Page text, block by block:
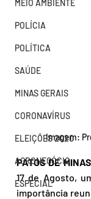
MEIO AMBIENTE
POLÍCIA
POLÍTICA
SAÚDE
MINAS GERAIS
CORONAVÍRUS
ELEIÇÕES 2020
AGRONEGÓCIO
ESPECIAL
Imagem:
PATOS DE
17 de Agosto,
importância